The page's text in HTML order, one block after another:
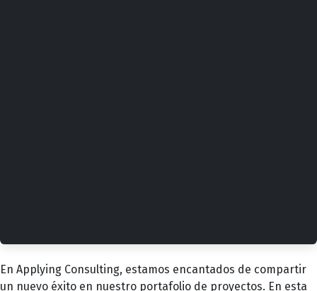
En Applying Consulting, estamos encantados de compartir
un nuevo éxito en nuestro portafolio de proyectos. En esta